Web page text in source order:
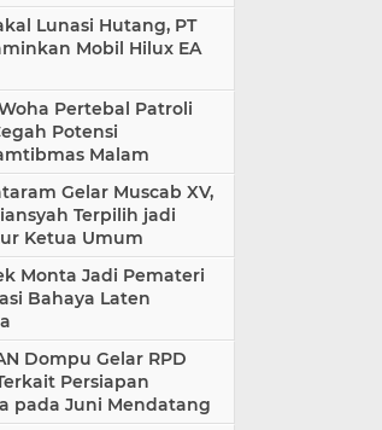
Lunasi Hutang, PT
Mobil Hilux EA
Pertebal Patroli
Potensi
Malam
Gelar Muscab XV,
Terpilih jadi
Ketua Umum
Monta Jadi Pemateri
Bahaya Laten
Dompu Gelar RPD
Persiapan
pada Juni Mendatang